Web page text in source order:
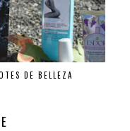
DE BELLEZA